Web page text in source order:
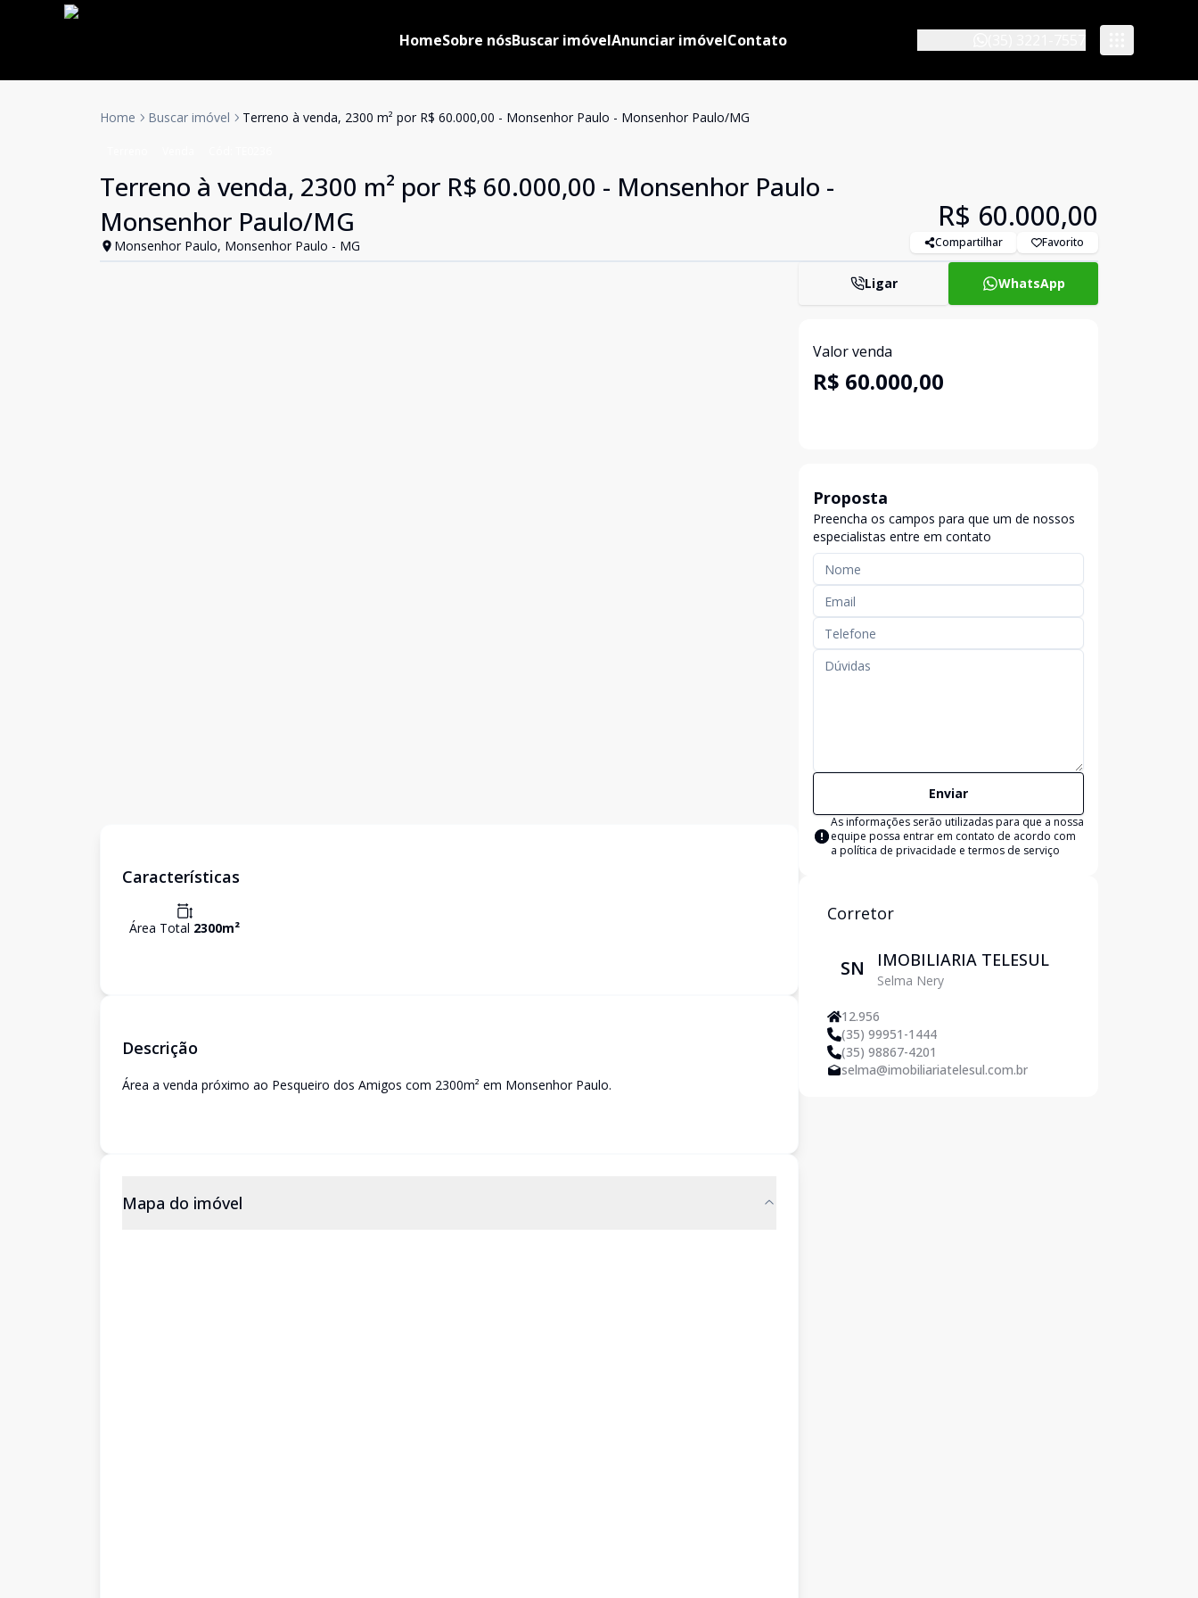
HomeSobre nósBuscar imóvelAnunciar imóvelContato
Home Buscar imóvel Terreno à venda, 2300 m² por R$ 60.000,00 - Monsenhor Paulo - Monsenhor Paulo/MG
Terreno à venda, 2300 m² por R$ 60.000,00 - Monsenhor Paulo -
Monsenhor Paulo/MG
Monsenhor Paulo, Monsenhor Paulo - MG
R$ 60.000,00
Compartilhar Favorito
Características
Área Total 2300m²
Descrição
Área a venda próximo ao Pesqueiro dos Amigos com 2300m² em Monsenhor Paulo.
Mapa do imóvel
Ligar WhatsApp
Valor venda
R$ 60.000,00
Proposta
Preencha os campos para que um de nossos
especialistas entre em contato
Enviar
As informações serão utilizadas para que a nossa
equipe possa entrar em contato de acordo com
a política de privacidade e termos de serviço
Corretor
SN IMOBILIARIA TELESUL
Selma Nery
12.956
(35) 99951-1444
(35) 98867-4201
selma@imobiliariatelesul.com.br